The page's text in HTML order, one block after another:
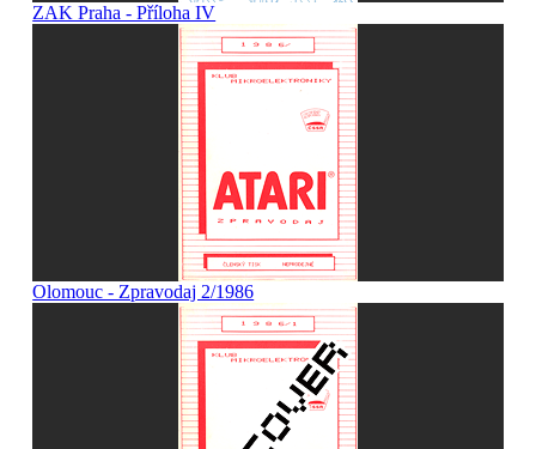
ZAK Praha - Příloha IV
Olomouc - Zpravodaj 2/1986